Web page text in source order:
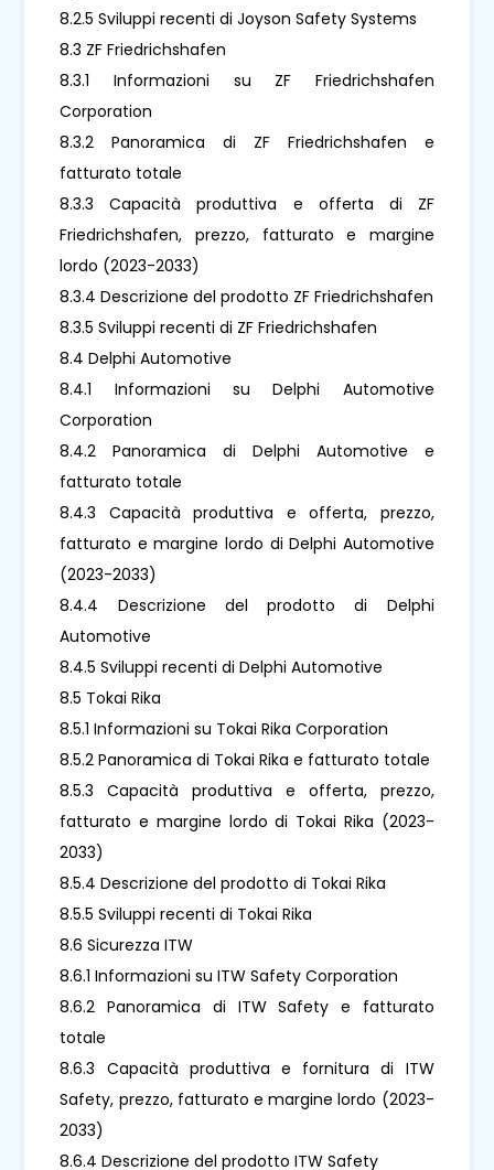
8.2.5 Sviluppi recenti di Joyson Safety Systems
8.3 ZF Friedrichshafen
8.3.1 Informazioni su ZF Friedrichshafen
Corporation
8.3.2 Panoramica di ZF Friedrichshafen e
fatturato totale
8.3.3 Capacità produttiva e offerta di ZF
Friedrichshafen, prezzo, fatturato e margine
lordo (2023-2033)
8.3.4 Descrizione del prodotto ZF Friedrichshafen
8.3.5 Sviluppi recenti di ZF Friedrichshafen
8.4 Delphi Automotive
8.4.1 Informazioni su Delphi Automotive
Corporation
8.4.2 Panoramica di Delphi Automotive e
fatturato totale
8.4.3 Capacità produttiva e offerta, prezzo,
fatturato e margine lordo di Delphi Automotive
(2023-2033)
8.4.4 Descrizione del prodotto di Delphi
Automotive
8.4.5 Sviluppi recenti di Delphi Automotive
8.5 Tokai Rika
8.5.1 Informazioni su Tokai Rika Corporation
8.5.2 Panoramica di Tokai Rika e fatturato totale
8.5.3 Capacità produttiva e offerta, prezzo,
fatturato e margine lordo di Tokai Rika (2023-
2033)
8.5.4 Descrizione del prodotto di Tokai Rika
8.5.5 Sviluppi recenti di Tokai Rika
8.6 Sicurezza ITW
8.6.1 Informazioni su ITW Safety Corporation
8.6.2 Panoramica di ITW Safety e fatturato
totale
8.6.3 Capacità produttiva e fornitura di ITW
Safety, prezzo, fatturato e margine lordo (2023-
2033)
8.6.4 Descrizione del prodotto ITW Safety